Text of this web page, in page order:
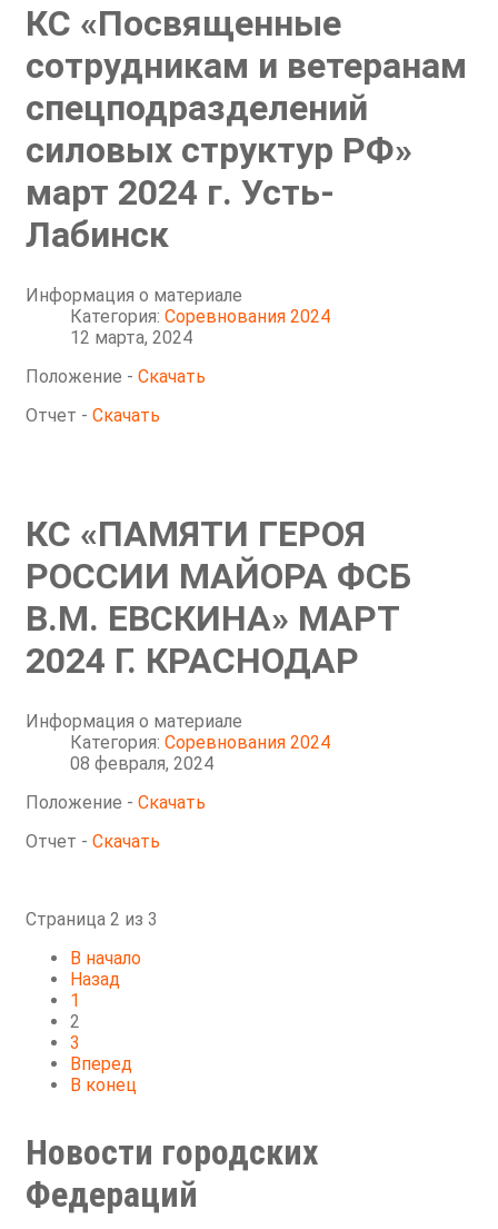
КС «Посвященные
сотрудникам и ветеранам
спецподразделений
силовых структур РФ»
март 2024 г. Усть-
Лабинск
Информация о материале
Категория: Соревнования 2024
12 марта, 2024
Положение - Скачать
Отчет - Скачать
КС «ПАМЯТИ ГЕРОЯ
РОССИИ МАЙОРА ФСБ
В.М. ЕВСКИНА» МАРТ
2024 Г. КРАСНОДАР
Информация о материале
Категория: Соревнования 2024
08 февраля, 2024
Положение - Скачать
Отчет - Скачать
Страница 2 из 3
В начало
Назад
1
2
3
Вперед
В конец
Новости городских
Федераций